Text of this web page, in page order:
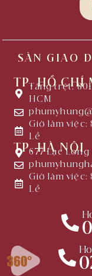
SÀN GIAO
TP. HỒ CHÍ
Tầng trệt,
HCM
Giờ làm việc:
Lễ
TP. HÀ NỘI
677 Lạc Long
Giờ làm việc:
Lễ